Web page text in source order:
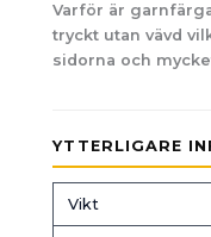
Varför är
tryckt utan vävd
sidorna och
YTTERLIGARE
Vikt